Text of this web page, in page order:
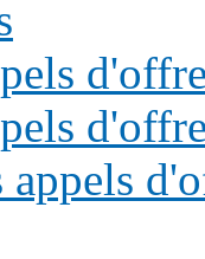
appels